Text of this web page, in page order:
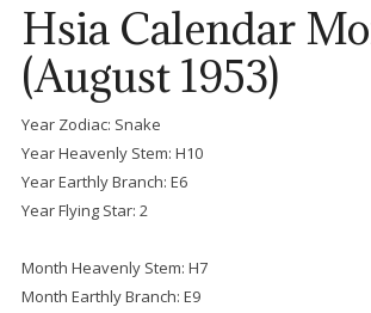
Hsia Calendar
(August 1953)
Year Zodiac: Snake
Year Heavenly Stem: H10
Year Earthly Branch: E6
Year Flying Star: 2
Month Heavenly Stem: H7
Month Earthly Branch: E9